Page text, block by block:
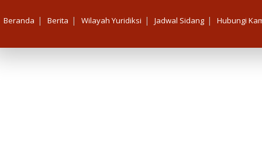
Beranda | Berita | Wilayah Yuridiksi | Jadwal Sidang | Hubungi